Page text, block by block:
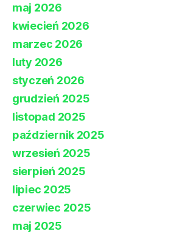
maj 2026
kwiecień 2026
marzec 2026
luty 2026
styczeń 2026
grudzień 2025
listopad 2025
październik 2025
wrzesień 2025
sierpień 2025
lipiec 2025
czerwiec 2025
maj 2025